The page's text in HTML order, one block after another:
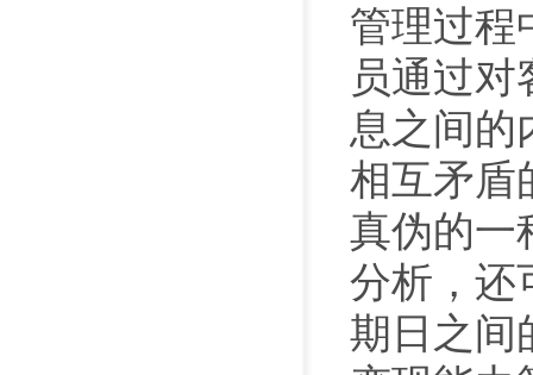
管理过程
员通过
息之间的
相互矛盾
真伪的一
分析，还
期日之间